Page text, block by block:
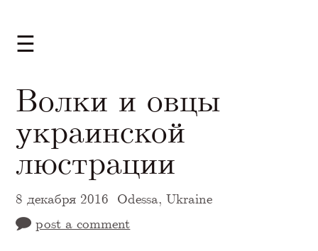
☰
Волки и овцы
украинской
люстрации
8 декабря 2016
Odessa, Ukraine
post a comment